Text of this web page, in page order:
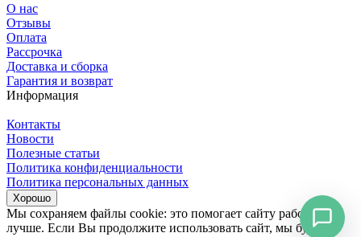
О нас
Отзывы
Оплата
Рассрочка
Доставка и сборка
Гарантия и возврат
Информация
Контакты
Новости
Полезные статьи
Политика конфиденциальности
Политика персональных данных
Хорошо
Мы сохраняем файлы cookie: это помогает сайту работать
лучше. Если Вы продолжите использовать сайт, мы будем